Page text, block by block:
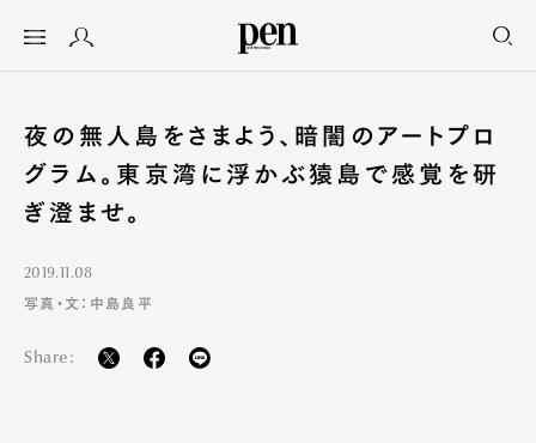
夜の無人島をさまよう、暗闇のアートプロ
グラム。東京湾に浮かぶ猿島で感覚を研
ぎ澄ませ。
2019.11.08
写真・文：中島良平
Share: